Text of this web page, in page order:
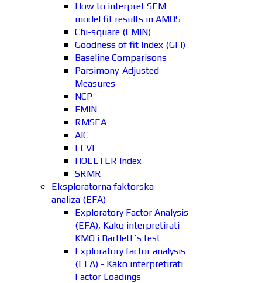
How to interpret SEM
model fit results in AMOS
Chi-square (CMIN)
Goodness of fit Index (GFI)
Baseline Comparisons
Parsimony-Adjusted
Measures
NCP
FMIN
RMSEA
AIC
ECVI
HOELTER Index
SRMR
Eksploratorna faktorska
analiza (EFA)
Exploratory Factor Analysis
(EFA), Kako interpretirati
KMO i Bartlett´s test
Exploratory factor analysis
(EFA) - Kako interpretirati
Factor Loadings